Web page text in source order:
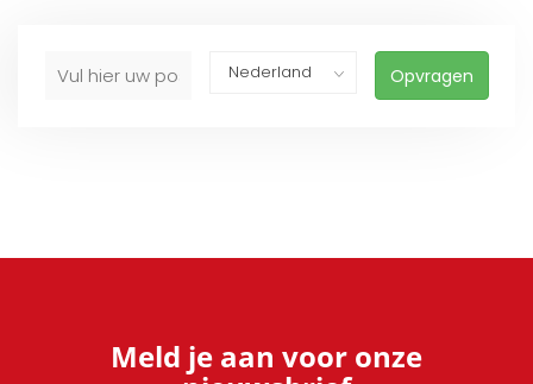
Opvragen
Meld je aan voor onze